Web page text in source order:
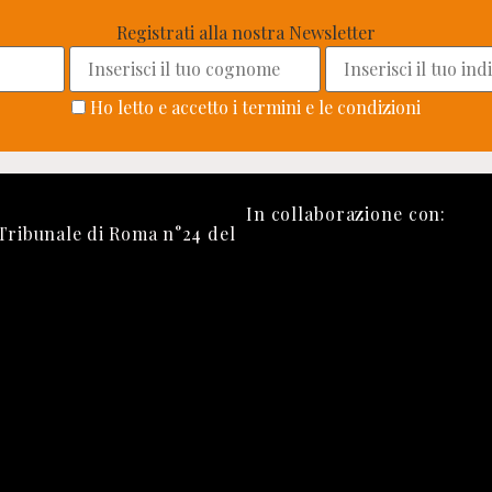
Registrati alla nostra Newsletter
Ho letto e accetto i termini e le condizioni
di Roma n°24 del
In collaborazione con: